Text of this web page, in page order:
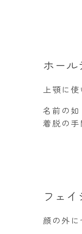
ホール
上顎に
名前の如
着脱の
フェ
顔の外に